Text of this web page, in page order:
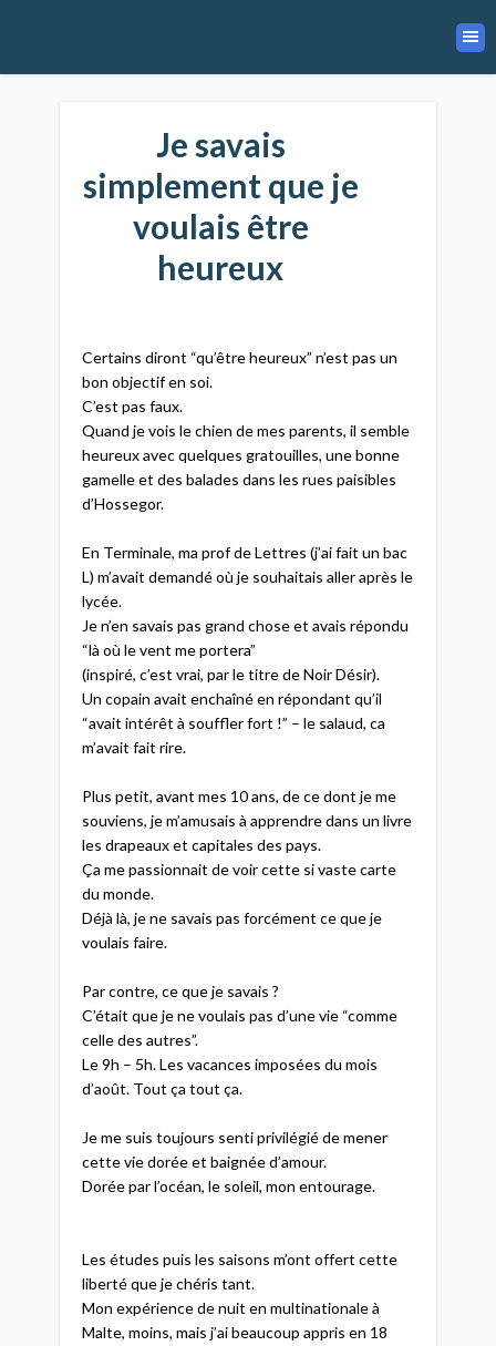
Je savais
simplement que je
voulais être
heureux​
Certains diront “qu’être heureux” n’est pas un
bon objectif en soi.​
C’est pas faux.​
Quand je vois le chien de mes parents, il semble
heureux avec quelques gratouilles, une bonne
gamelle et des balades dans les rues paisibles
d’Hossegor.​
En Terminale, ma prof de Lettres (j’ai fait un bac
L) m’avait demandé où je souhaitais aller après le
lycée.​
Je n’en savais pas grand chose et avais répondu
“là où le vent me portera”​
(inspiré, c’est vrai, par le titre de Noir Désir).​
Un copain avait enchaîné en répondant qu’il
“avait intérêt à souffler fort !” – le salaud, ca
m’avait fait rire.​
Plus petit, avant mes 10 ans, de ce dont je me
souviens, je m’amusais à apprendre dans un livre
les drapeaux et capitales des pays.​
Ça me passionnait de voir cette si vaste carte
du monde.​
Déjà là, je ne savais pas forcément ce que je
voulais faire.​
Par contre, ce que je savais ?​
C’était que je ne voulais pas d’une vie “comme
celle des autres”.​
Le 9h – 5h. Les vacances imposées du mois
d’août. Tout ça tout ça.​
Je me suis toujours senti privilégié de mener
cette vie dorée et baignée d’amour.​
Dorée par l’océan, le soleil, mon entourage.​
Les études puis les saisons m’ont offert cette
liberté que je chéris tant.​
Mon expérience de nuit en multinationale à
Malte, moins, mais j’ai beaucoup appris en 18